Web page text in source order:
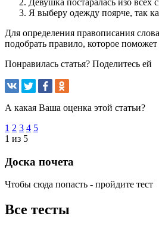
Я выберу одежду поярче, так
Для определения правописания
подобрать правило, которое
Понравилась статья? Поделитесь ей
А какая Ваша оценка этой статьи?
1 2 3 4 5
1 из 5
Доска почета
Чтобы сюда попасть - пройдите тест
Все тесты